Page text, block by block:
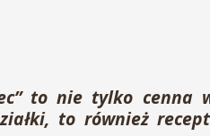
to nie tylko cenna
to również